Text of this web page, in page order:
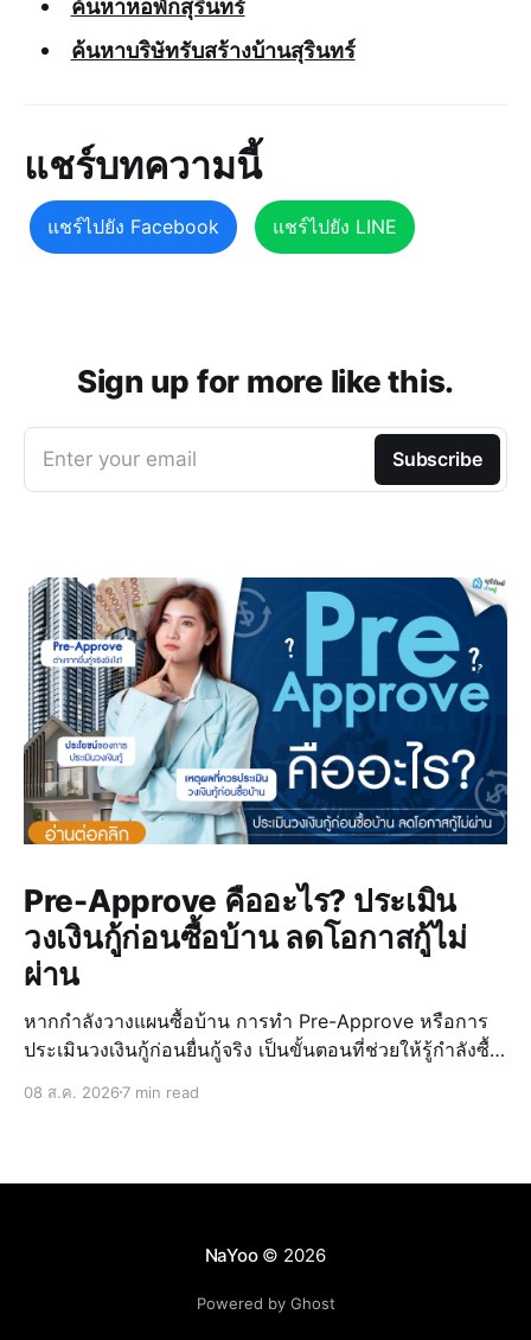
ค้นหาบริษัทรับสร้างบ้านสุรินทร์
แชร์บทความนี้
แชร์ไปยัง Facebook แชร์ไปยัง LINE
Sign up for more like this.
Enter your email Subscribe
Pre-Approve คืออะไร? ประเมิน
วงเงินกู้ก่อนซื้อบ้าน ลดโอกาสกู้ไม่
ผ่าน
หากกำลังวางแผนซื้อบ้าน การทำ Pre-Approve หรือการ
ประเมินวงเงินกู้ก่อนยื่นกู้จริง เป็นขั้นตอนที่ช่วยให้รู้กำลังซื้อ
ในการกู้ไม่ผ่านเมื่อเจอบ้านที่ถูกใจ การรู้วงเงินล่วงหน้ายัง
08 ส.ค. 2026 7 min read
NaYoo© 2026
Powered by Ghost